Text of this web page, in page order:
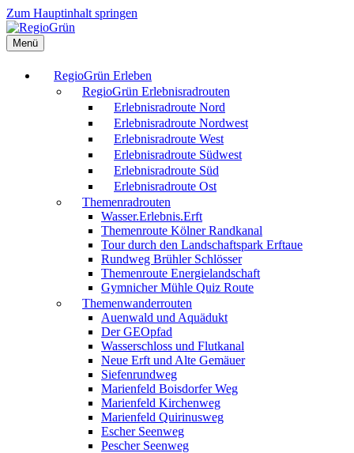
Zum Hauptinhalt springen
Menü
RegioGrün Erleben
RegioGrün Erlebnisradrouten
Erlebnisradroute Nord
Erlebnisradroute Nordwest
Erlebnisradroute West
Erlebnisradroute Südwest
Erlebnisradroute Süd
Erlebnisradroute Ost
Themenradrouten
Wasser.Erlebnis.Erft
Themenroute Kölner Randkanal
Tour durch den Landschaftspark Erftaue
Rundweg Brühler Schlösser
Themenroute Energielandschaft
Gymnicher Mühle Quiz Route
Themenwanderrouten
Auenwald und Aquädukt
Der GEOpfad
Wasserschloss und Flutkanal
Neue Erft und Alte Gemäuer
Siefenrundweg
Marienfeld Boisdorfer Weg
Marienfeld Kirchenweg
Marienfeld Quirinusweg
Escher Seenweg
Pescher Seenweg